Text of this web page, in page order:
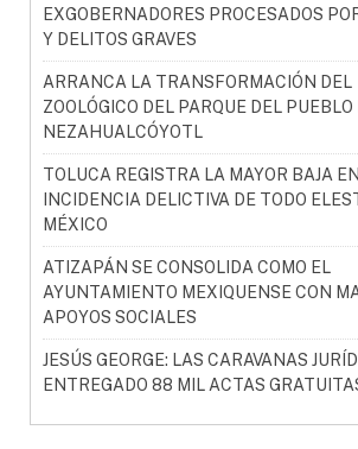
EXGOBERNADORES PROCESADOS
Y DELITOS GRAVES
ARRANCA LA TRANSFORMACIÓN DEL
ZOOLÓGICO DEL PARQUE DEL PUEBLO
NEZAHUALCÓYOTL
TOLUCA REGISTRA LA MAYOR BAJA EN
INCIDENCIA DELICTIVA DE TODO
MÉXICO
ATIZAPÁN SE CONSOLIDA COMO EL
AYUNTAMIENTO MEXIQUENSE CON
APOYOS SOCIALES
JESÚS GEORGE: LAS CARAVANAS
ENTREGADO 88 MIL ACTAS